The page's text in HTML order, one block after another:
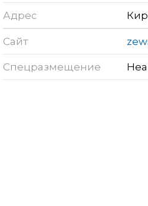
Адрес
Сайт
Спецразмещение